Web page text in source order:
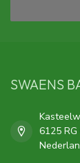
SWAENS
6125